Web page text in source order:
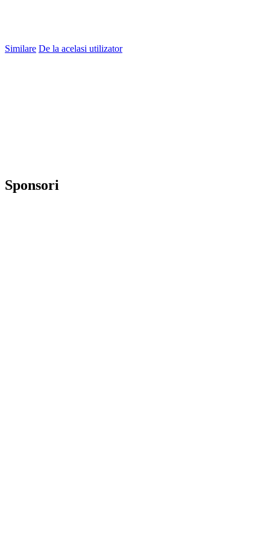
Similare De la acelasi utilizator
Sponsori